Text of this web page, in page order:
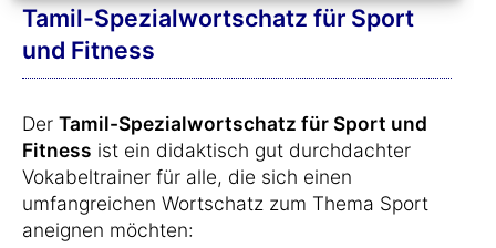
Tamil-Spezialwortschatz für Sport
und Fitness
Der Tamil-Spezialwortschatz für Sport und
Fitness ist ein didaktisch gut durchdachter
Vokabeltrainer für alle, die sich einen
umfangreichen Wortschatz zum Thema Sport
aneignen möchten: